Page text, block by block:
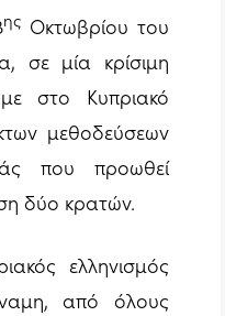
ηςΟκτωβρίου του
σε μία κρίσιμη
στο Κυπριακό
μεθοδεύσεων
που προωθεί
δύο κρατών.
ελληνισμός
από όλους